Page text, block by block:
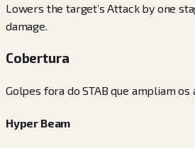
Lowers the target’s Attack by one
damage.
Cobertura
Golpes fora do STAB que ampliam os
Hyper Beam